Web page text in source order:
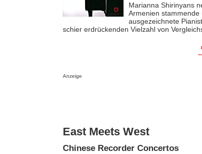
Marianna Shirinyans
Armenien stammende
ausgezeichnete
schier erdrückenden Vielzahl von
Anzeige
East Meets West
Chinese Recorder Concertos